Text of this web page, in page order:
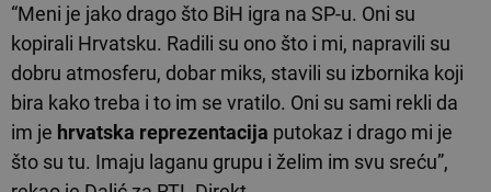
“Meni je jako drago što BiH igra na SP-u. Oni su
kopirali Hrvatsku. Radili su ono što i mi, napravili su
dobru atmosferu, dobar miks, stavili su izbornika koji
bira kako treba i to im se vratilo. Oni su sami rekli da
im je hrvatska reprezentacija putokaz i drago mi je
što su tu. Imaju laganu grupu i želim im svu sreću”,